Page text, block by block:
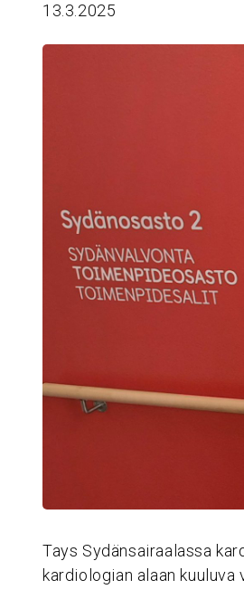
13.3.2025
Tays Sydänsairaalassa
kardiologian alaan